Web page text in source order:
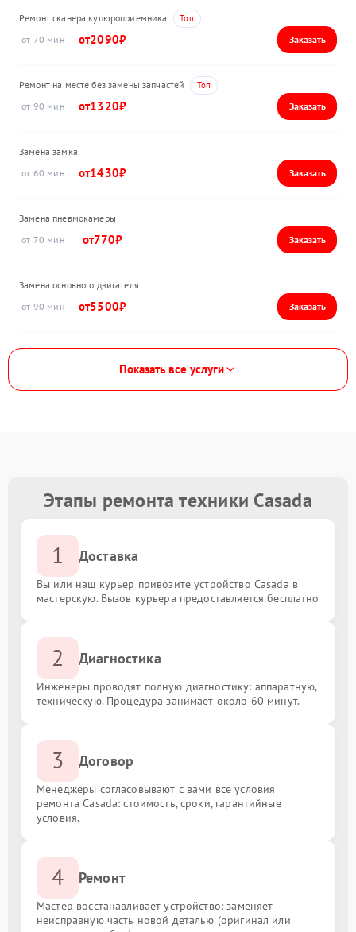
Ремонт сканера купюроприемника
70
2090
Ремонт на месте без замены запчастей
90
1320
Замена замка
60
1430
Замена пневмокамеры
70
770
Замена основного двигателя
90
5500
Показать все услуги
Этапы ремонта техники Casada
1 Доставка
Вы или наш курьер привозите устройство Casada в
мастерскую. Вызов курьера предоставляется бесплатно
2 Диагностика
Инженеры проводят полную диагностику: аппаратную,
техническую. Процедура занимает около 60 минут.
3 Договор
Менеджеры согласовывают с вами все условия
ремонта Casada: стоимость, сроки, гарантийные
условия.
4 Ремонт
Мастер восстанавливает устройство: заменяет
неисправную часть новой деталью (оригинал или